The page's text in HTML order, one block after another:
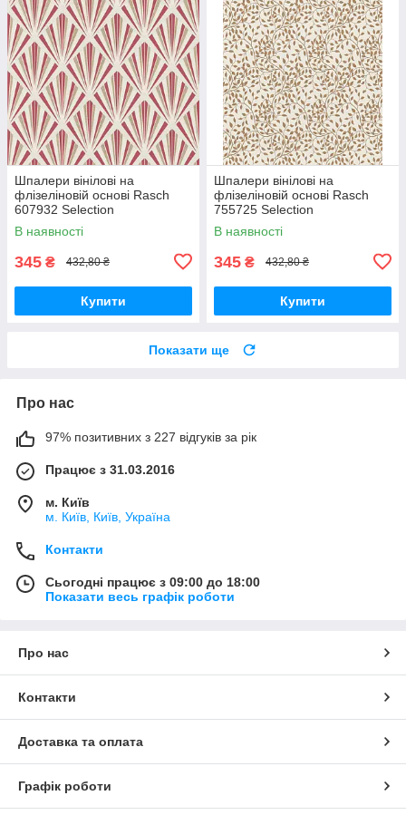
Шпалери вінілові на
флізеліновій основі Rasch
607932 Selection
(0,53х10,05м), Разные цвета,
Різні кольора
В наявності
345 ₴ 432,80 ₴
Купити
Шпалери вінілові на
флізеліновій основі Rasch
755725 Selection
(0,53х10,05м), Бежевий,
Бежевий
В наявності
345 ₴ 432,80 ₴
Купити
Показати ще
Про нас
97% позитивних з 227 відгуків за рік
Працює з 31.03.2016
м. Київ
м. Київ, Київ, Україна
Контакти
Сьогодні працює з 09:00 до 18:00
Показати весь графік роботи
Про нас
Контакти
Доставка та оплата
Графік роботи